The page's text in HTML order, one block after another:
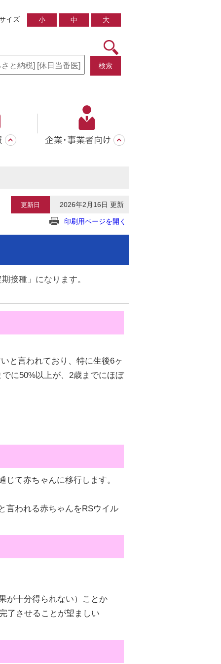
イズ 小 中 大
検索
更新日 2026年2月16日 更新
印刷用ページを開く
接種」になります。
と言われており、特に生後6ヶ
に50%以上が、2歳までにほぼ
て赤ちゃんに移行します。
言われる赤ちゃんをRSウイル
が十分得られない）ことか
了させることが望ましい